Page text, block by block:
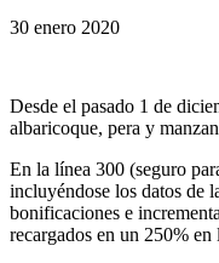
30 enero 2020
Desde el pasado 1 de
albaricoque, pera y
En la línea 300 (seguro
incluyéndose los datos de
bonificaciones e
recargados en un 250%